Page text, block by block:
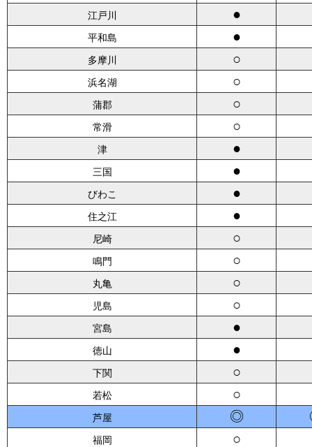
江戸川 ●
平和島 ●
多摩川 ○
浜名湖 ○
蒲郡 ○
常滑 ○
津 ●
三国 ●
びわこ ●
住之江 ●
尼崎 ○
鳴門 ○
丸亀 ○
児島 ○
宮島 ●
徳山 ●
下関 ○
若松 ○
芦屋 ◎
福岡 ○